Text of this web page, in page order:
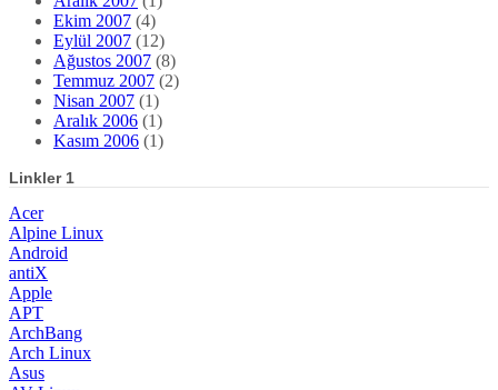
Ekim 2007 (4)
Eylül 2007 (12)
Ağustos 2007 (8)
Temmuz 2007 (2)
Nisan 2007 (1)
Aralık 2006 (1)
Kasım 2006 (1)
Linkler 1
Acer
Alpine Linux
Android
antiX
Apple
APT
ArchBang
Arch Linux
Asus